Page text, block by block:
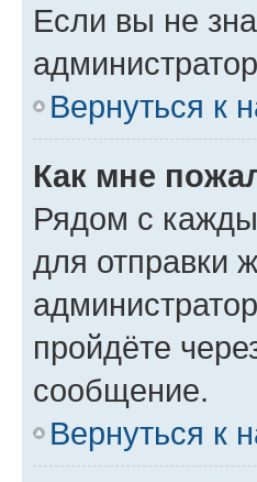
Если вы не
Вернуться к
Как мне
Рядом с
для отправки
пройдёте
сообщение.
Вернуться к